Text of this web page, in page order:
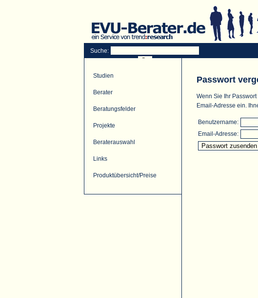
Suche:
Studien
Berater
Beratungsfelder
Projekte
Beraterauswahl
Links
Produktübersicht/Preise
Passwort
Wenn Sie Ihr
Email-Adresse ein.
Benutzername:
Email-Adresse: